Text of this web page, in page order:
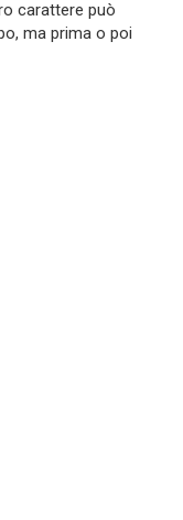
carattere può
ma prima o poi